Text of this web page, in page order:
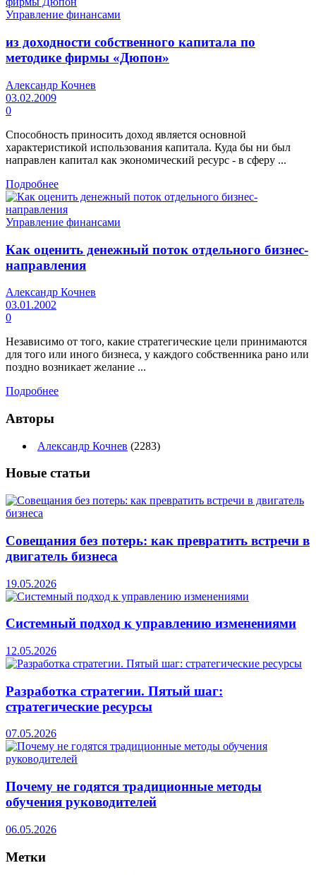
Управление финансами
из доходности собственного капитала по
методике фирмы «Дюпон»
Александр Кочнев
03.02.2009
0
Способность приносить доход является основной
характеристикой использования капитала. Куда бы ни был
направлен капитал как экономический ресурс - в сферу ...
Подробнее
Управление финансами
Как оценить денежный поток отдельного бизнес-
направления
Александр Кочнев
03.01.2002
0
Независимо от того, какие стратегические цели принимаются
для того или иного бизнеса, у каждого собственника рано или
поздно возникает желание ...
Подробнее
Авторы
Александр Кочнев (2283)
Новые статьи
Совещания без потерь: как превратить встречи в
двигатель бизнеса
19.05.2026
Системный подход к управлению изменениями
12.05.2026
Разработка стратегии. Пятый шаг:
стратегические ресурсы
07.05.2026
Почему не годятся традиционные методы
обучения руководителей
06.05.2026
Метки